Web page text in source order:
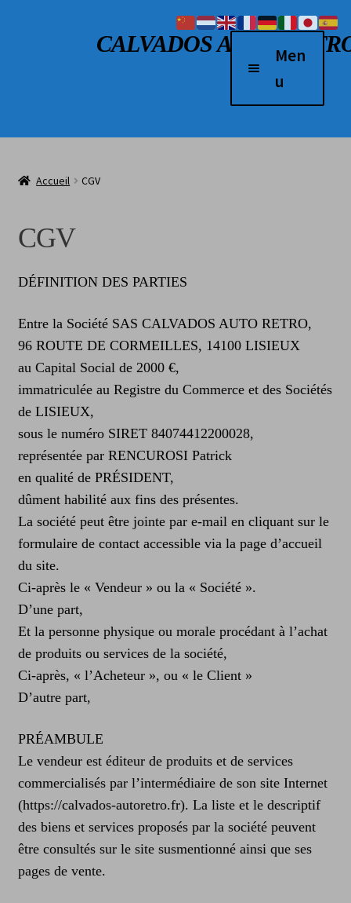
Aller à la navigation
Aller au contenu
CALVADOS AUTOMen
u
L’atelier
Contact
CGV
Accueil CGV
CGV
DÉFINITION DES PARTIES
Entre la Société SAS CALVADOS AUTO RETRO,
96 ROUTE DE CORMEILLES, 14100 LISIEUX
au Capital Social de 2000 €,
immatriculée au Registre du Commerce et des Sociétés
de LISIEUX,
sous le numéro SIRET 84074412200028,
représentée par RENCUROSI Patrick
en qualité de PRÉSIDENT,
dûment habilité aux fins des présentes.
La société peut être jointe par e-mail en cliquant sur le
formulaire de contact accessible via la page d’accueil
du site.
Ci-après le « Vendeur » ou la « Société ».
D’une part,
Et la personne physique ou morale procédant à l’achat
de produits ou services de la société,
Ci-après, « l’Acheteur », ou « le Client »
D’autre part,
PRÉAMBULE
Le vendeur est éditeur de produits et de services
commercialisés par l’intermédiaire de son site Internet
(https://calvados-autoretro.fr). La liste et le descriptif
des biens et services proposés par la société peuvent
être consultés sur le site susmentionné ainsi que ses
pages de vente.